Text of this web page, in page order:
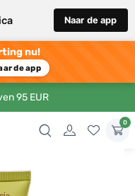
Naar de app
nu!
de app
95 EUR
0